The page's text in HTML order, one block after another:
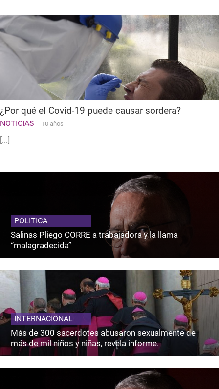
¿Por qué el Covid-19 puede causar sordera?
NOTICIAS 10 años
[...]
POLITICA
Salinas Pliego CORRE a trabajadora y la llama
“malagradecida”
INTERNACIONAL
Más de 300 sacerdotes abusaron sexualmente de
más de mil niños y niñas, revela informe.